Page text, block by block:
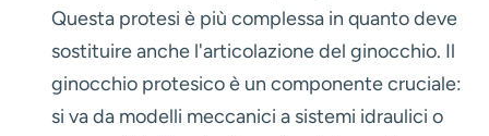
Questa protesi è più complessa in quanto deve
sostituire anche l'articolazione del ginocchio. Il
ginocchio protesico è un componente cruciale:
si va da modelli meccanici a sistemi idraulici o